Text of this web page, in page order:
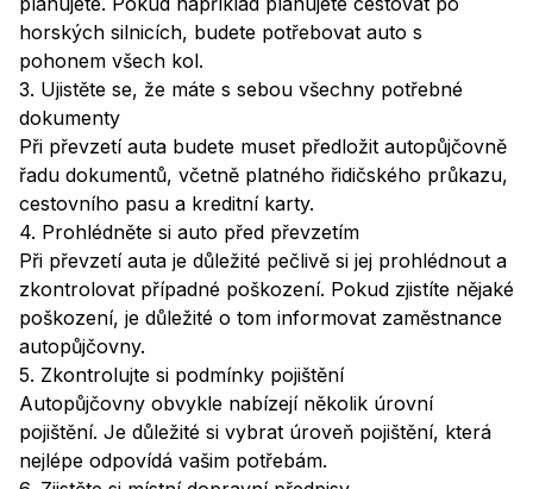
horských silnicích, budete potřebovat auto s
pohonem všech kol.
3. Ujistěte se, že máte s sebou všechny potřebné
dokumenty
Při převzetí auta budete muset předložit autopůjčovně
řadu dokumentů, včetně platného řidičského průkazu,
cestovního pasu a kreditní karty.
4. Prohlédněte si auto před převzetím
Při převzetí auta je důležité pečlivě si jej prohlédnout a
zkontrolovat případné poškození. Pokud zjistíte nějaké
poškození, je důležité o tom informovat zaměstnance
autopůjčovny.
5. Zkontrolujte si podmínky pojištění
Autopůjčovny obvykle nabízejí několik úrovní
pojištění. Je důležité si vybrat úroveň pojištění, která
nejlépe odpovídá vašim potřebám.